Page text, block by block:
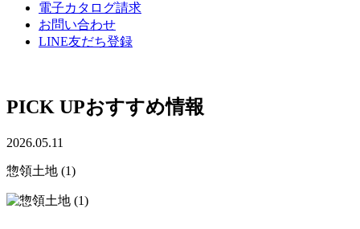
電子カタログ請求
お問い合わせ
LINE友だち登録
PICK UPおすすめ情報
2026.05.11
惣領土地 (1)